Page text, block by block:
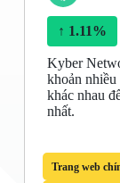
↑ 1.11%
Kyber
khoản
khác nhau
nhất.
Trang web